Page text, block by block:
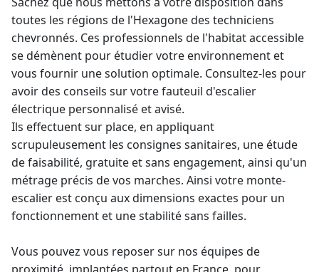
toutes les régions de l'Hexagone des techniciens
chevronnés. Ces professionnels de l'habitat accessible
se démènent pour étudier votre environnement et
vous fournir une solution optimale. Consultez-les pour
avoir des conseils sur votre fauteuil d'escalier
électrique personnalisé et avisé.
Ils effectuent sur place, en appliquant
scrupuleusement les consignes sanitaires, une étude
de faisabilité, gratuite et sans engagement, ainsi qu'un
métrage précis de vos marches. Ainsi votre monte-
escalier est conçu aux dimensions exactes pour un
fonctionnement et une stabilité sans failles.
Vous pouvez vous reposer sur nos équipes de